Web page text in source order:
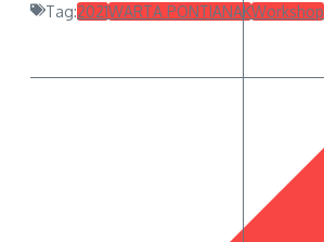
Tag:2021WARTA PONTIANAKWorkshop